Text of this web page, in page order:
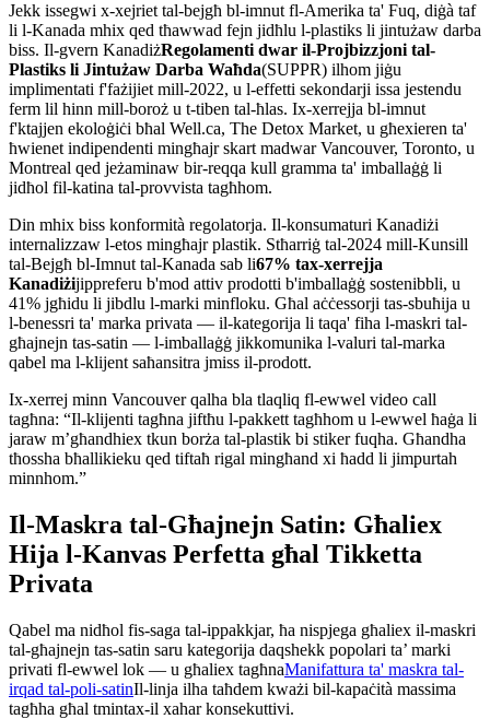
Jekk issegwi x-xejriet tal-bejgħ bl-imnut fl-Amerika ta' Fuq, diġà taf
li l-Kanada mhix qed tħawwad fejn jidħlu l-plastiks li jintużaw darba
biss. Il-gvern KanadiżRegolamenti dwar il-Projbizzjoni tal-
Plastiks li Jintużaw Darba Waħda(SUPPR) ilhom jiġu
implimentati f'fażijiet mill-2022, u l-effetti sekondarji issa jestendu
ferm lil hinn mill-boroż u t-tiben tal-ħlas. Ix-xerrejja bl-imnut
f'ktajjen ekoloġiċi bħal Well.ca, The Detox Market, u għexieren ta'
ħwienet indipendenti mingħajr skart madwar Vancouver, Toronto, u
Montreal qed jeżaminaw bir-reqqa kull gramma ta' imballaġġ li
jidħol fil-katina tal-provvista tagħhom.
Din mhix biss konformità regolatorja. Il-konsumaturi Kanadiżi
internalizzaw l-etos mingħajr plastik. Stħarriġ tal-2024 mill-Kunsill
tal-Bejgħ bl-Imnut tal-Kanada sab li67% tax-xerrejja
Kanadiżijippreferu b'mod attiv prodotti b'imballaġġ sostenibbli, u
41% jgħidu li jibdlu l-marki minfloku. Għal aċċessorji tas-sbuħija u
l-benessri ta' marka privata — il-kategorija li taqa' fiha l-maskri tal-
għajnejn tas-satin — l-imballaġġ jikkomunika l-valuri tal-marka
qabel ma l-klijent saħansitra jmiss il-prodott.
Ix-xerrej minn Vancouver qalha bla tlaqliq fl-ewwel video call
tagħna: “Il-klijenti tagħna jiftħu l-pakkett tagħhom u l-ewwel ħaġa li
jaraw m’għandhiex tkun borża tal-plastik bi stiker fuqha. Għandha
tħossha bħallikieku qed tiftaħ rigal mingħand xi ħadd li jimpurtah
minnhom.”
Il-Maskra tal-Għajnejn Satin: Għaliex
Hija l-Kanvas Perfetta għal Tikketta
Privata
Qabel ma nidħol fis-saga tal-ippakkjar, ħa nispjega għaliex il-maskri
tal-għajnejn tas-satin saru kategorija daqshekk popolari ta’ marki
privati ​​fl-ewwel lok — u għaliex tagħnaManifattura ta' maskra tal-
irqad tal-poli-satinIl-linja ilha taħdem kważi bil-kapaċità massima
tagħha għal tmintax-il xahar konsekuttivi.